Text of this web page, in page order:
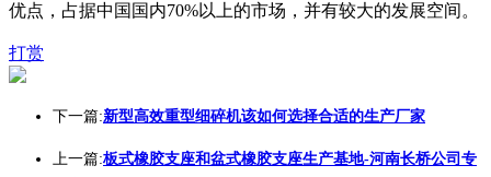
优点，占据中国国内70%以上的市场，并有较大的发展空间。
打赏
下一篇:新型高效重型细碎机该如何选择合适的生产厂家
上一篇:板式橡胶支座和盆式橡胶支座生产基地-河南长桥公司专